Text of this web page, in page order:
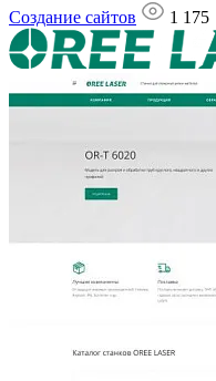
Создание сайтов 1 175